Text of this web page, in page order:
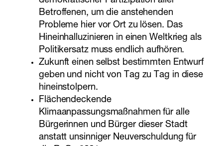
Betroffenen, um die anstehenden
Probleme hier vor Ort zu lösen. Das
Hineinhalluzinieren in einen Weltkrieg als
Politikersatz muss endlich aufhören.
Zukunft einen selbst bestimmten Entwurf
geben und nicht von Tag zu Tag in diese
hineinstolpern.
Flächendeckende
Klimaanpassungsmaßnahmen für alle
Bürgerinnen und Bürger dieser Stadt
anstatt unsinniger Neuverschuldung für